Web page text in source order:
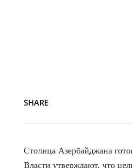
SHARE
Столица Азербайджана
Власти утверждают, что